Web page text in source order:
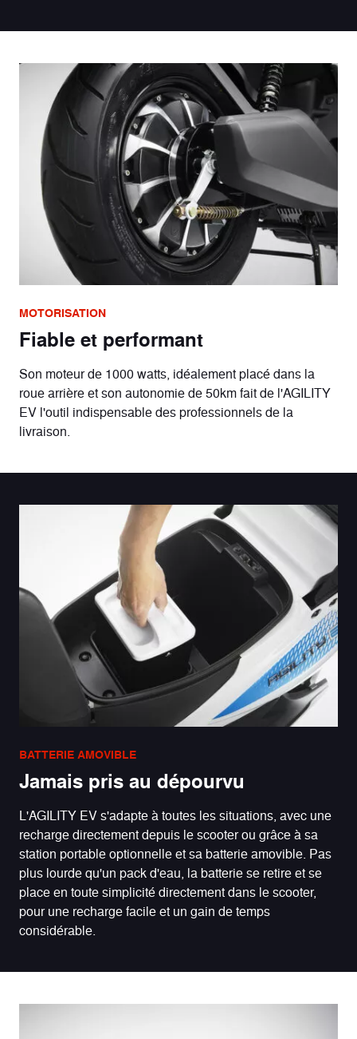
MOTORISATION
Fiable et performant
Son moteur de 1000 watts, idéalement placé dans la
roue arrière et son autonomie de 50km fait de l'AGILITY
EV l'outil indispensable des professionnels de la
livraison.
BATTERIE AMOVIBLE
Jamais pris au dépourvu
L'AGILITY EV s'adapte à toutes les situations, avec une
recharge directement depuis le scooter ou grâce à sa
station portable optionnelle et sa batterie amovible. Pas
plus lourde qu'un pack d'eau, la batterie se retire et se
place en toute simplicité directement dans le scooter,
pour une recharge facile et un gain de temps
considérable.